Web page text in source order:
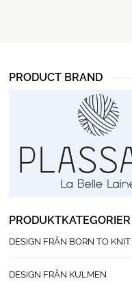
PRODUCT BRAND
PRODUKTKATEGORIER
DESIGN FRÅN BORN TO KNIT
DESIGN FRÅN KULMEN